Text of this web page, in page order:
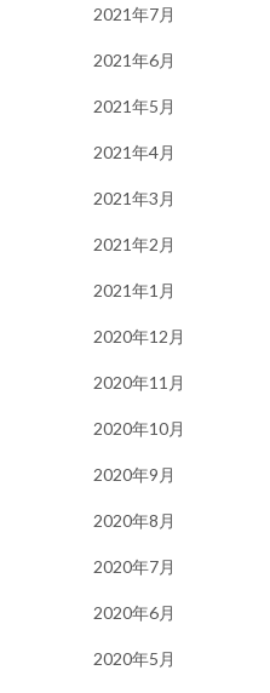
2021年7月
2021年6月
2021年5月
2021年4月
2021年3月
2021年2月
2021年1月
2020年12月
2020年11月
2020年10月
2020年9月
2020年8月
2020年7月
2020年6月
2020年5月